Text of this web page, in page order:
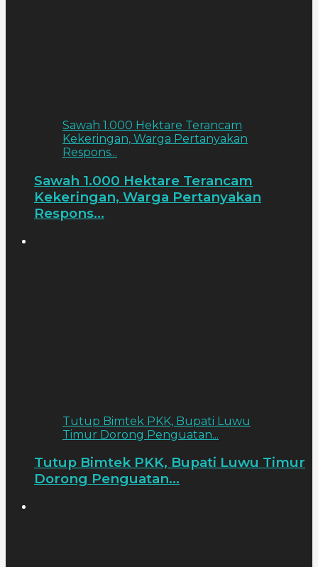
Sawah 1.000 Hektare Terancam
Kekeringan, Warga Pertanyakan
Respons...
Sawah 1.000 Hektare Terancam
Kekeringan, Warga Pertanyakan
Respons...
Tutup Bimtek PKK, Bupati Luwu
Timur Dorong Penguatan...
Tutup Bimtek PKK, Bupati Luwu Timur
Dorong Penguatan...